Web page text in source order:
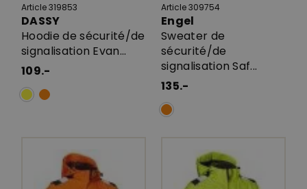
Article 319853
DASSY
Hoodie de sécurité/de
signalisation Evan...
109.-
Article 309754
Engel
Sweater de
sécurité/de
signalisation Saf...
135.-